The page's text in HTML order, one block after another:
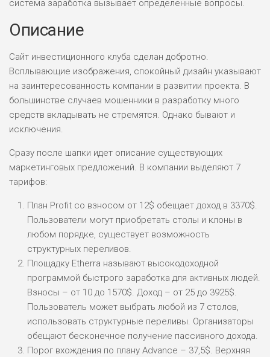
система заработка вызывает определенные вопросы.
Описание
Сайт инвестиционного клуба сделан добротно.
Всплывающие изображения, спокойный дизайн указывают
на заинтересованность компании в развитии проекта. В
большинстве случаев мошенники в разработку много
средств вкладывать не стремятся. Однако бывают и
исключения.
Сразу после шапки идет описание существующих
маркетинговых предложений. В компании выделяют 7
тарифов:
План Profit со взносом от 12$ обещает доход в 3370$.
Пользователи могут приобретать столы и клоны в
любом порядке, существует возможность
структурных переливов.
Площадку Etherra называют высокодоходной
программой быстрого заработка для активных людей.
Взносы – от 10 до 1570$. Доход – от 25 до 3925$.
Пользователь может выбрать любой из 7 столов,
использовать структурные переливы. Организаторы
обещают бесконечное получение пассивного дохода.
Порог вхождения по плану Advance – 37,5$. Верхняя